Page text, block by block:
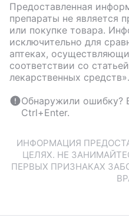
Предоставленная
препараты не является
или покупке товара.
исключительно для
аптеках,
соответствии со
лекарственных средств».
Обнаружили ошибку?
Ctrl+Enter.
ИНФОРМАЦИЯ
ЦЕЛЯХ. НЕ
ПЕРВЫХ ПРИЗНАКАХ